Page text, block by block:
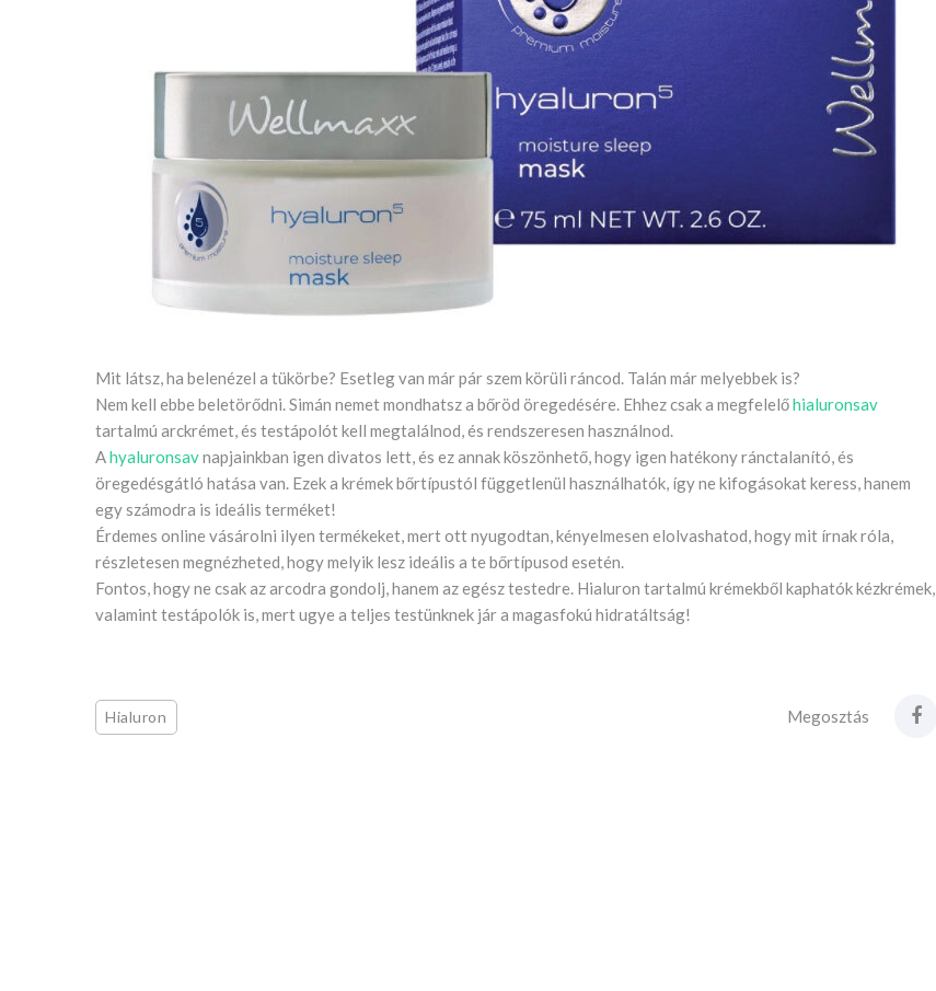
Mit látsz, ha belenézel a tükörbe? Esetleg van már pár szem körüli ráncod. Talán már melyebbek is?
Nem kell ebbe beletörődni. Simán nemet mondhatsz a bőröd öregedésére. Ehhez csak a megfelelőhialuronsav
tartalmú arckrémet, és testápolót kell megtalálnod, és rendszeresen használnod.
Ahyaluronsavnapjainkban igen divatos lett, és ez annak köszönhető, hogy igen hatékony ránctalanító, és
öregedésgátló hatása van. Ezek a krémek bőrtípustól függetlenül használhatók, így ne kifogásokat keress, hanem
egy számodra is ideális terméket!
Érdemes online vásárolni ilyen termékeket, mert ott nyugodtan, kényelmesen elolvashatod, hogy mit írnak róla,
részletesen megnézheted, hogy melyik lesz ideális a te bőrtípusod esetén.
Fontos, hogy ne csak az arcodra gondolj, hanem az egész testedre. Hialuron tartalmú krémekből kaphatók kézkrémek,
valamint testápolók is, mert ugye a teljes testünknek jár a magasfokú hidratáltság!
Hialuron Megosztás